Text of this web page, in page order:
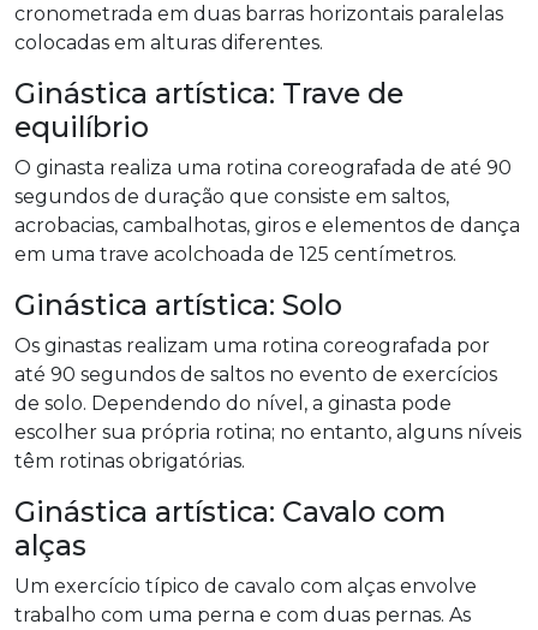
cronometrada em duas barras horizontais paralelas
colocadas em alturas diferentes.
Ginástica artística: Trave de
equilíbrio
O ginasta realiza uma rotina coreografada de até 90
segundos de duração que consiste em saltos,
acrobacias, cambalhotas, giros e elementos de dança
em uma trave acolchoada de 125 centímetros.
Ginástica artística: Solo
Os ginastas realizam uma rotina coreografada por
até 90 segundos de saltos no evento de exercícios
de solo. Dependendo do nível, a ginasta pode
escolher sua própria rotina; no entanto, alguns níveis
têm rotinas obrigatórias.
Ginástica artística: Cavalo com
alças
Um exercício típico de cavalo com alças envolve
trabalho com uma perna e com duas pernas. As